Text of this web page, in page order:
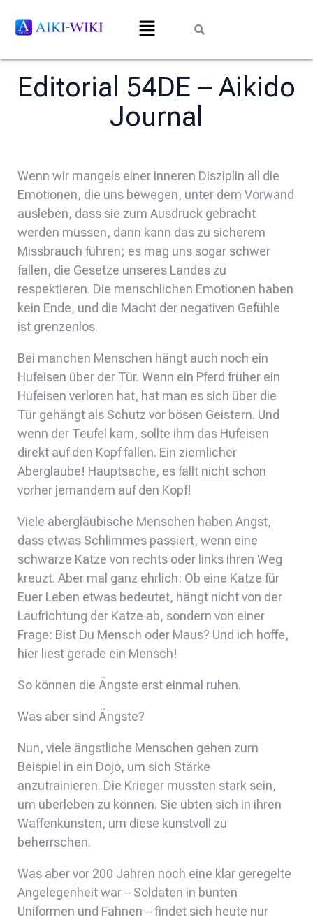
Editorial 54DE – Aikido
Journal
Wenn wir mangels einer inneren Disziplin all die
Emotionen, die uns bewegen, unter dem Vorwand
ausleben, dass sie zum Ausdruck gebracht
werden müssen, dann kann das zu sicherem
Missbrauch führen; es mag uns sogar schwer
fallen, die Gesetze unseres Landes zu
respektieren. Die menschlichen Emotionen haben
kein Ende, und die Macht der negativen Gefühle
ist grenzenlos.
Bei manchen Menschen hängt auch noch ein
Hufeisen über der Tür. Wenn ein Pferd früher ein
Hufeisen verloren hat, hat man es sich über die
Tür gehängt als Schutz vor bösen Geistern. Und
wenn der Teufel kam, sollte ihm das Hufeisen
direkt auf den Kopf fallen. Ein ziemlicher
Aberglaube! Hauptsache, es fällt nicht schon
vorher jemandem auf den Kopf!
Viele abergläubische Menschen haben Angst,
dass etwas Schlimmes passiert, wenn eine
schwarze Katze von rechts oder links ihren Weg
kreuzt. Aber mal ganz ehrlich: Ob eine Katze für
Euer Leben etwas bedeutet, hängt nicht von der
Laufrichtung der Katze ab, sondern von einer
Frage: Bist Du Mensch oder Maus? Und ich hoffe,
hier liest gerade ein Mensch!
So können die Ängste erst einmal ruhen.
Was aber sind Ängste?
Nun, viele ängstliche Menschen gehen zum
Beispiel in ein Dojo, um sich Stärke
anzutrainieren. Die Krieger mussten stark sein,
um überleben zu können. Sie übten sich in ihren
Waffenkünsten, um diese kunstvoll zu
beherrschen.
Was aber vor 200 Jahren noch eine klar geregelte
Angelegenheit war – Soldaten in bunten
Uniformen und Fahnen – findet sich heute nur